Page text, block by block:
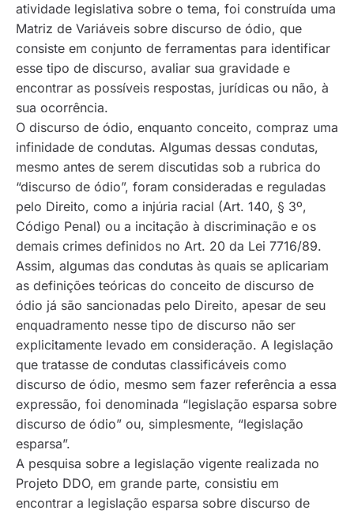
atividade legislativa sobre o tema, foi construída uma
Matriz de Variáveis sobre discurso de ódio, que
consiste em conjunto de ferramentas para identificar
esse tipo de discurso, avaliar sua gravidade e
encontrar as possíveis respostas, jurídicas ou não, à
sua ocorrência.
O discurso de ódio, enquanto conceito, compraz uma
infinidade de condutas. Algumas dessas condutas,
mesmo antes de serem discutidas sob a rubrica do
“discurso de ódio”, foram consideradas e reguladas
pelo Direito, como a injúria racial (Art. 140, § 3º,
Código Penal) ou a incitação à discriminação e os
demais crimes definidos no Art. 20 da Lei 7716/89.
Assim, algumas das condutas às quais se aplicariam
as definições teóricas do conceito de discurso de
ódio já são sancionadas pelo Direito, apesar de seu
enquadramento nesse tipo de discurso não ser
explicitamente levado em consideração. A legislação
que tratasse de condutas classificáveis como
discurso de ódio, mesmo sem fazer referência a essa
expressão, foi denominada “legislação esparsa sobre
discurso de ódio” ou, simplesmente, “legislação
esparsa”.
A pesquisa sobre a legislação vigente realizada no
Projeto DDO, em grande parte, consistiu em
encontrar a legislação esparsa sobre discurso de